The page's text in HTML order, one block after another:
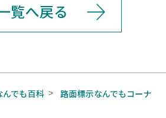
覧へ戻る
でも百科 >
路面標示なんでもコーナ